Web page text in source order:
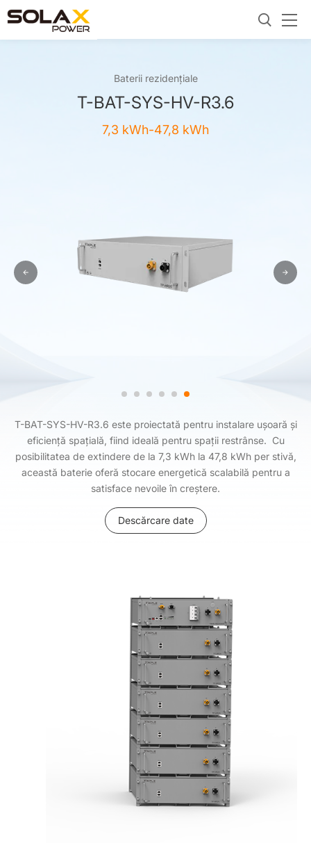
Baterii rezidențiale
T-BAT-SYS-HV-R3.6
7,3 kWh-47,8 kWh
T-BAT-SYS-HV-R3.6 este proiectată pentru instalare ușoară și
eficiență spațială, fiind ideală pentru spații restrânse. Cu
posibilitatea de extindere de la 7,3 kWh la 47,8 kWh per stivă,
această baterie oferă stocare energetică scalabilă pentru a
satisface nevoile în creștere.
Descărcare date